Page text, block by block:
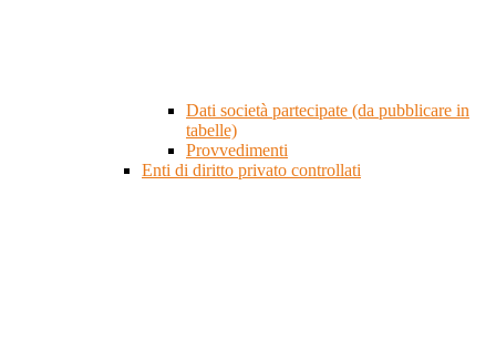
Dati società partecipate (da pubblicare in
tabelle)
Provvedimenti
Enti di diritto privato controllati